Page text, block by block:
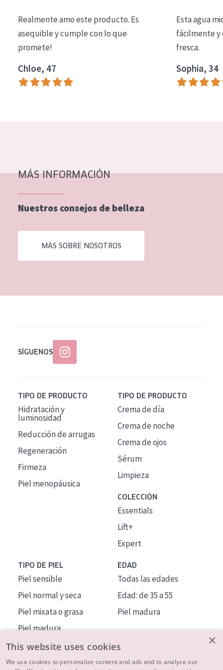
Essentials
Lift+
Expert
Piel madura
Piel menopáusica
EDAD
Realmente amo este producto. Es
asequible y cumple con lo que
promete!
Chloe, 47
Esta agua
fácilmente y
fresca.
Sophia, 34
MÁS INFORMACIÓN
Nuestros consejos de belleza
MÁS SOBRE NOSOTROS
SÍGUENOS
TIPO DE PRODUCTO
Hidratación y
luminosidad
Reducción de arrugas
Regeneración
Firmeza
Piel menopáusica
TIPO DE PRODUCTO
Crema de día
Crema de noche
Crema de ojos
Sérum
Limpieza
COLECCIÓN
Essentials
Lift+
Expert
TIPO DE PIEL
Piel sensible
Piel normal y seca
Piel mixata o grasa
Piel madura
Piel expuesta al sol
Piel menopáusica
EDAD
Todas las edades
Edad: de 35 a 55
Piel madura
×
This website uses cookies
We use cookies to personalize content and ads and to analyze our